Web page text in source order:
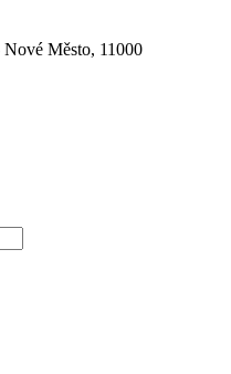
Nové Město, 11000